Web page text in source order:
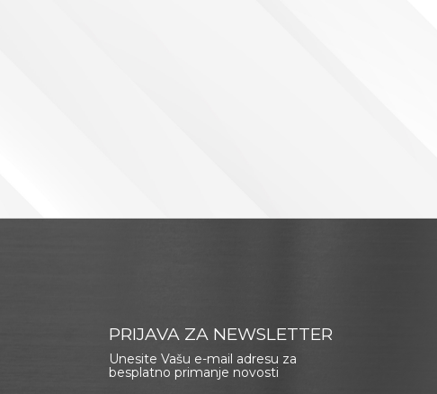
PRIJAVA ZA NEWSLETTER
Unesite Vašu e-mail adresu za
besplatno primanje novosti